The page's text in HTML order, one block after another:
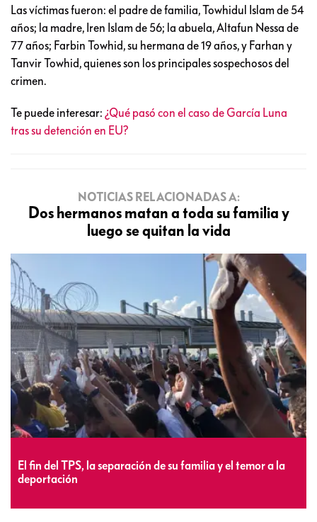
Las víctimas fueron: el padre de familia, Towhidul Islam de 54
años; la madre, Iren Islam de 56; la abuela, Altafun Nessa de
77 años; Farbin Towhid, su hermana de 19 años, y Farhan y
Tanvir Towhid, quienes son los principales sospechosos del
crimen.
Te puede interesar: ¿Qué pasó con el caso de García Luna
tras su detención en EU?
NOTICIAS RELACIONADAS A:
Dos hermanos matan a toda su familia y
luego se quitan la vida
El fin del TPS, la separación de su familia y el temor a la
deportación